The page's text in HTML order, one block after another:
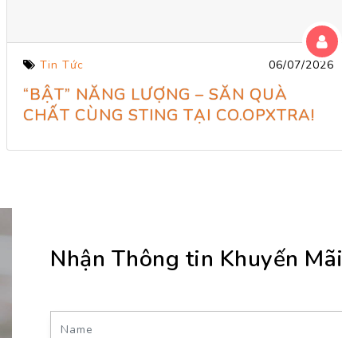
Tin Tức 06/07/2026
“BẬT” NĂNG LƯỢNG – SĂN QUÀ
CHẤT CÙNG STING TẠI CO.OPXTRA!
Nhận Thông tin Khuyến Mãi